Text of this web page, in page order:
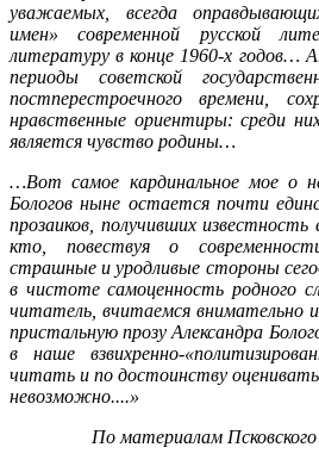
уважаемых, всегда
имен» современной русской
литературу в конце 1960-х годов…
периоды советской
постперестроечного времени,
нравственные ориентиры: среди
является чувство родины…
…Вот самое кардинальное мое о
Бологов ныне остается почти
прозаиков, получивших
кто, повествуя о
страшные и уродливые стороны
в чистоте самоценность родного
читатель, вчитаемся внимательно
пристальную прозу Александра
в наше взвихренно-
читать и по достоинству
невозможно....»
По материалам